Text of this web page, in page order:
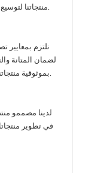
نلتزم بمعايير
لضمان المتانة
لدينا مصممو
في تطوير